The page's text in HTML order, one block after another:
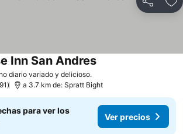
Compartir
diario variado y delicioso.Ver precios
Inn San AndresVer precios
a 3.7 km de: Spratt Bight
para ver los
Ver precios